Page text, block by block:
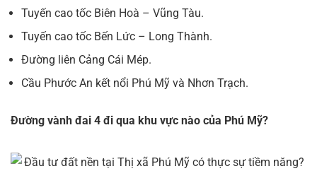
Tuyến cao tốc Biên Hoà – Vũng Tàu.
Tuyến cao tốc Bến Lức – Long Thành.
Đường liên Cảng Cái Mép.
Cầu Phước An kết nổi Phú Mỹ và Nhơn Trạch.
Đường vành đai 4 đi qua khu vực nào của Phú Mỹ?